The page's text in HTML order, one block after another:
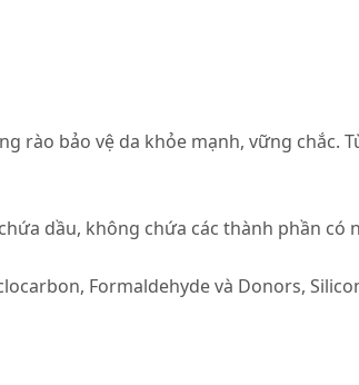
rào bảo vệ da khỏe mạnh, vững chắc.
dầu, không chứa các thành phần có
Formaldehyde và Donors,